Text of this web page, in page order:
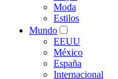
Moda
Estilos
Mundo
EEUU
México
España
Internacional